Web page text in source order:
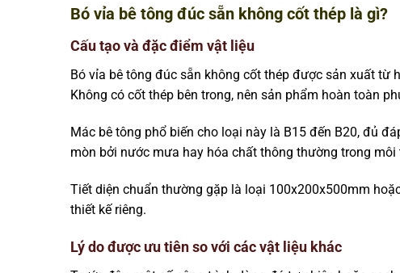
Bó vỉa bê tông đúc sẵn không cốt thép là gì?
Cấu tạo và đặc điểm vật liệu
Bó vỉa bê tông đúc sẵn không cốt thép được sản xuất từ
Không có cốt thép bên trong, nên sản phẩm hoàn toàn
Mác bê tông phổ biến cho loại này là B15 đến B20, đủ
mòn bởi nước mưa hay hóa chất thông thường trong
Tiết diện chuẩn thường gặp là loại 100x200x500mm
thiết kế riêng.
Lý do được ưu tiên so với các vật liệu khác